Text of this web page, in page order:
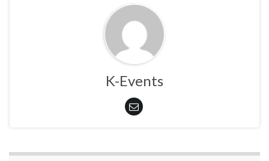
K-Events